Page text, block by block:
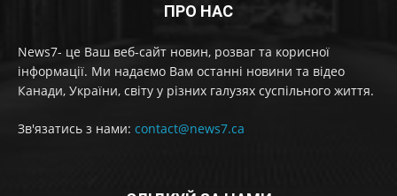
ПРО НАС
News7- це Ваш веб-сайт новин, розваг та корисної
інформації. Ми надаємо Вам останні новини та відео
Канади, України, світу у різних галузях суспільного життя.
Зв'язатись з нами: contact@news7.ca